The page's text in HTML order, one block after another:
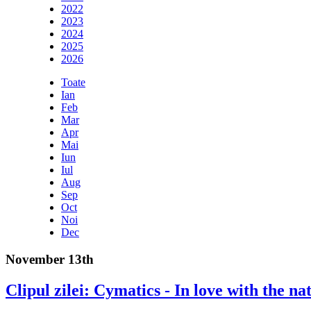
2022
2023
2024
2025
2026
Toate
Ian
Feb
Mar
Apr
Mai
Iun
Iul
Aug
Sep
Oct
Noi
Dec
November 13th
Clipul zilei: Cymatics - In love with the